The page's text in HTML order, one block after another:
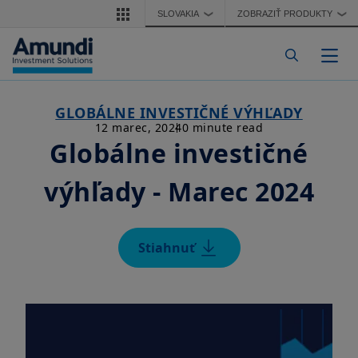
Skočiť na hlavný obsahSLOVAKIA ❯ ZOBRAZIŤ PRODUKTY ❯
GLOBÁLNE INVESTIČNÉ VÝHĽADY
12 marec, 20240 minute read
Globálne investičné
výhľady - Marec 2024
Stiahnuť